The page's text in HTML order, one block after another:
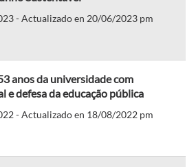
- Actualizado en 20/06/2023 pm
anos da universidade com
e defesa da educação pública
- Actualizado en 18/08/2022 pm